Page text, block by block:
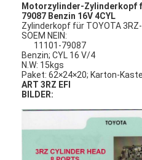
Motorzylinder-Zylinderkopf
79087 Benzin 16V 4CYL
Zylinderkopf für TOYOTA 3RZ-
SOEM NEIN:
11101-79087
Benzin; CYL 16 V/4
N.W: 15kgs
Paket: 62×24×20; Karton-
ART 3RZ EFI
BILDER: